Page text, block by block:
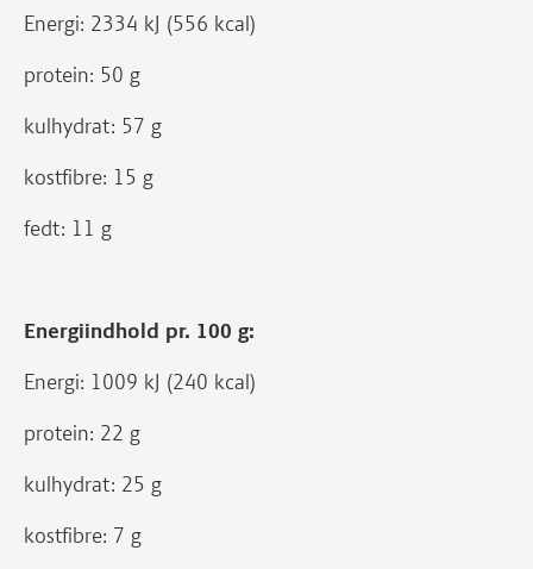
Energi: 2334 kJ (556 kcal)
protein: 50 g
kulhydrat: 57 g
kostfibre: 15 g
fedt: 11 g
Energiindhold pr. 100 g:
Energi: 1009 kJ (240 kcal)
protein: 22 g
kulhydrat: 25 g
kostfibre: 7 g